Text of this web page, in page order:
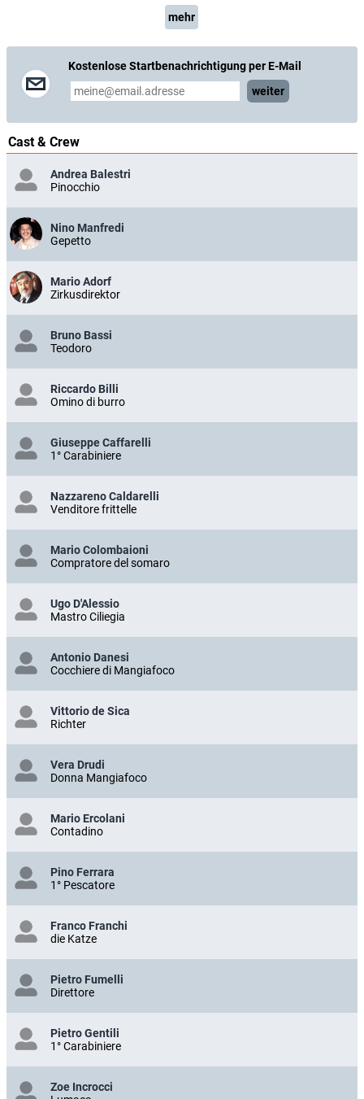
mehr
Kostenlose Startbenachrichtigung per E-Mail
weiter
Cast & Crew
Andrea Balestri
Pinocchio
Nino Manfredi
Gepetto
Mario Adorf
Zirkusdirektor
Bruno Bassi
Teodoro
Riccardo Billi
Omino di burro
Giuseppe Caffarelli
1° Carabiniere
Nazzareno Caldarelli
Venditore frittelle
Mario Colombaioni
Compratore del somaro
Ugo D'Alessio
Mastro Ciliegia
Antonio Danesi
Cocchiere di Mangiafoco
Vittorio de Sica
Richter
Vera Drudi
Donna Mangiafoco
Mario Ercolani
Contadino
Pino Ferrara
1° Pescatore
Franco Franchi
die Katze
Pietro Fumelli
Direttore
Pietro Gentili
1° Carabiniere
Zoe Incrocci